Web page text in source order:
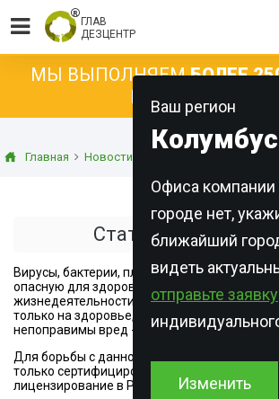
ГЛАВ
ДЕЗЦЕНТР
Ваш регион
Колумбус
Офиса
городе нет,
ближайший
видеть
отправьте заявку
Изменить
МЫ ВЫПОЛНЯЕМБОЛЕЕ
КАЖДЫЙ ДЕНЬ!
Главная Новости Статьи о дезинфекции
Статьи о
Вирусы, бактерии, плесень - все они
опасную для здоровья человека и
жизнедеятельности данных видов пагубно
только на здоровье, но и на имуществе,
непоправимы вред - разрушают жилые
Для борьбы с данной проблемой
только сертифицированные препараты,
лицензирование в Роспотребнадзоре.